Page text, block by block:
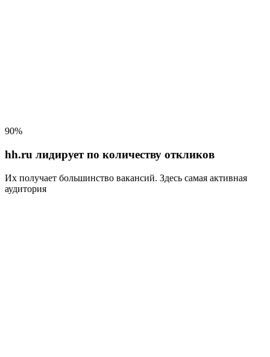
90%
hh.ru лидирует по количеству откликов
Их получает большинство вакансий. Здесь самая активная
аудитория